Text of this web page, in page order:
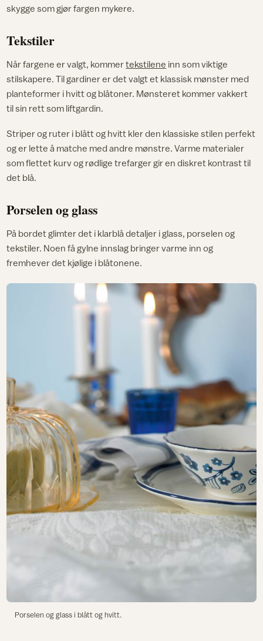
skygge som gjør fargen mykere.
Tekstiler
Når fargene er valgt, kommertekstilene inn som viktige
stilskapere. Til gardiner er det valgt et klassisk mønster med
planteformer i hvitt og blåtoner. Mønsteret kommer vakkert
til sin rett som liftgardin.
Striper og ruter i blått og hvitt kler den klassiske stilen perfekt
og er lette å matche med andre mønstre. Varme materialer
som flettet kurv og rødlige trefarger gir en diskret kontrast til
det blå.
Porselen og glass
På bordet glimter det i klarblå detaljer i glass, porselen og
tekstiler. Noen få gylne innslag bringer varme inn og
fremhever det kjølige i blåtonene.
Porselen og glass i blått og hvitt.